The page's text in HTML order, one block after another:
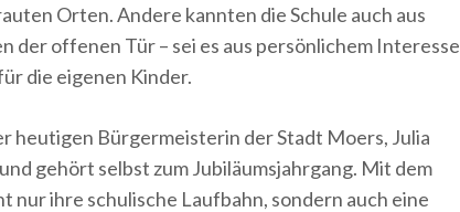
Orten. Andere kannten die Schule auch aus
der offenen Tür – sei es aus persönlichem Interesse
die eigenen Kinder.
heutigen Bürgermeisterin der Stadt Moers, Julia
gehört selbst zum Jubiläumsjahrgang. Mit dem
ihre schulische Laufbahn, sondern auch eine